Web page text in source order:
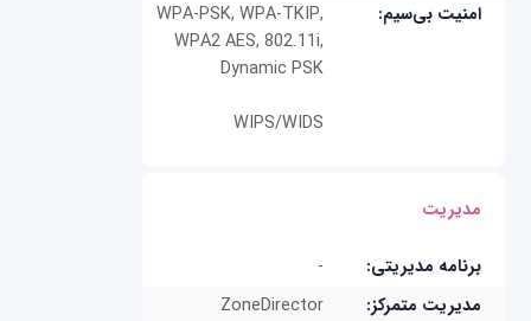
امنیت بی‌سیم:
WPA-PSK, WPA-TKIP,
WPA2 AES, 802.11i,
Dynamic PSK
WIPS/WIDS
مدیریت
برنامه مدیریتی:
-
مدیریت متمرکز:
ZoneDirector